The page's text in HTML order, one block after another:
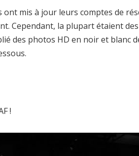
mis à jour leurs comptes de
Cependant, la plupart étaient
des photos HD en noir et blanc
!